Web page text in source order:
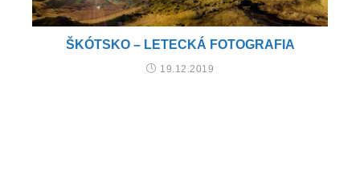
ŠKÓTSKO – LETECKÁ FOTOGRAFIA
19.12.2019